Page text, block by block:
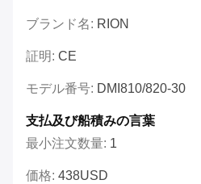
ブランド名: RION
証明: CE
モデル番号: DMI810/820-30
支払及び船積みの言葉
最小注文数量: 1
価格: 438USD